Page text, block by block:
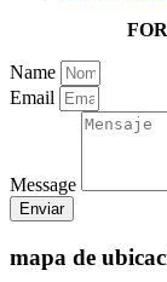
Name
Email
Message
Enviar
mapa de